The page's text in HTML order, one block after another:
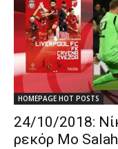
HOMEPAGE HOT POSTS
24/10/2018:
ρεκόρ Mo Salah